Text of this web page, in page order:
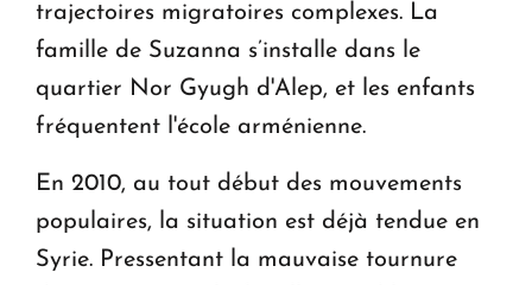
trajectoires migratoires complexes. La
famille de Suzanna s’installe dans le
quartier Nor Gyugh d'Alep, et les enfants
fréquentent l'école arménienne.
En 2010, au tout début des mouvements
populaires, la situation est déjà tendue en
Syrie. Pressentant la mauvaise tournure